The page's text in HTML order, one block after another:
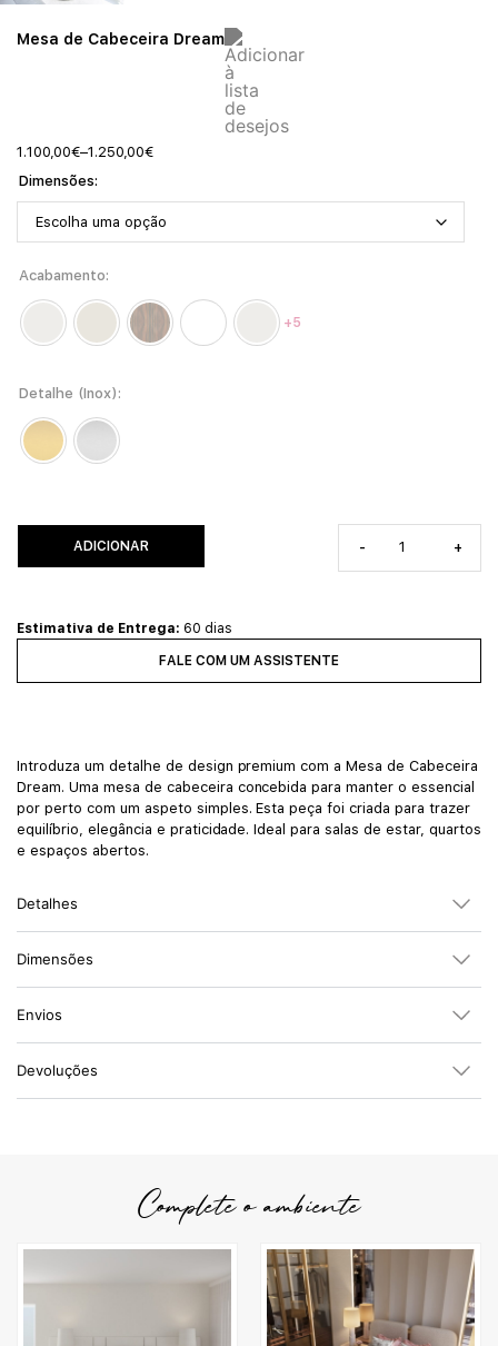
Mesa de Cabeceira Dream
1.100,00€–1.250,00€
Dimensões
Acabamento
+5
Detalhe (Inox)
- +
ADICIONAR
Estimativa de Entrega: 60 dias
FALE COM UM ASSISTENTE
Introduza um detalhe de design premium com a Mesa de Cabeceira
Dream. Uma mesa de cabeceira concebida para manter o essencial
por perto com um aspeto simples. Esta peça foi criada para trazer
equilíbrio, elegância e praticidade. Ideal para salas de estar, quartos
e espaços abertos.
Detalhes
Dimensões
Envios
Devoluções
Complete o ambiente